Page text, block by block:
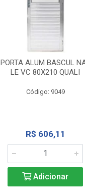
PORTA ALUM BASCUL
LE VC 80X210 QUALI
Código: 9049
R$ 606,11
Adicionar